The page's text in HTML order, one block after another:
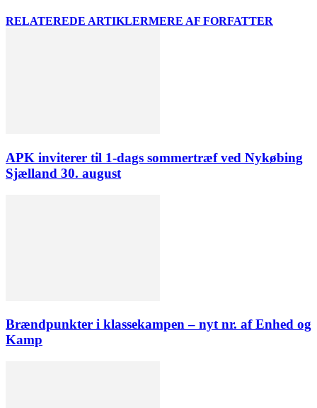
RELATEREDE ARTIKLERMERE AF FORFATTER
APK inviterer til 1-dags sommertræf ved Nykøbing
Sjælland 30. august
Brændpunkter i klassekampen – nyt nr. af Enhed og
Kamp